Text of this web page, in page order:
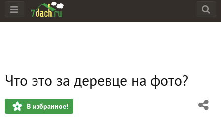
Что это за деревце на фото?
В избранное!